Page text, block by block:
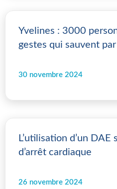
Yvelines : 3000
gestes qui sauvent
30 novembre 2024
L’utilisation d’un
d’arrêt cardiaque
26 novembre 2024